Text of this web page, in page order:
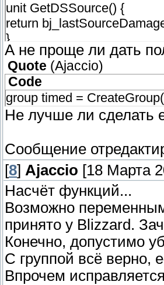
unit GetDSSource() {
return
}
unit GetDSTarget() {
return
}
return bj_lastDamageType
}
attacktype
return bj_lastAttackType
}
А не проще ли дать
Quote (Ajaccio)
Code
group timed =
Не лучше ли сделать
Сообщение
[8] Ajaccio [18 Марта
Насчёт функций...
Возможно
принято у Blizzard.
Конечно, допустимо
С группой всё верно,
Впрочем